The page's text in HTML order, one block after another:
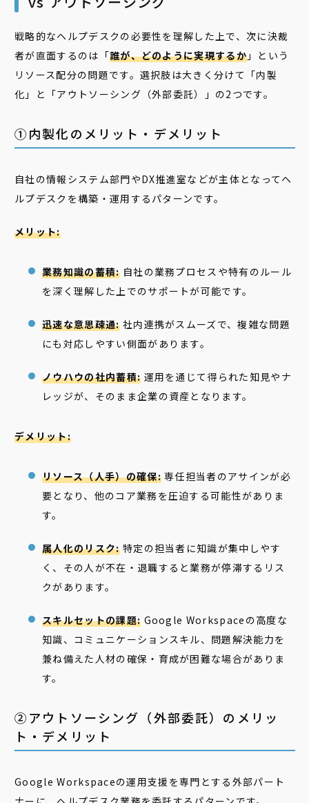
戦略的なヘルプデスクの必要性を理解した上で、次に決裁
者が直面するのは「誰が、どのように実現するか 」という
リソース配分の問題です。選択肢は大きく分けて「内製
化」と「アウトソーシング（外部委託）」の2つです。
①内製化のメリット・デメリット
自社の情報システム部門やDX推進室などが主体となってヘ
ルプデスクを構築・運用するパターンです。
メリット:
業務知識の蓄積:自社の業務プロセスや特有のルール
を深く理解した上でのサポートが可能です。
迅速な意思疎通:社内連携がスムーズで、複雑な問題
にも対応しやすい側面があります。
ノウハウの社内蓄積: 運用を通じて得られた知見やナ
レッジが、そのまま企業の資産となります。
デメリット:
リソース（人手）の確保:専任担当者のアサインが必
要となり、他のコア業務を圧迫する可能性がありま
す。
属人化のリスク:特定の担当者に知識が集中しやす
く、その人が不在・退職すると業務が停滞するリス
クがあります。
スキルセットの課題: Google Workspaceの高度な
知識、コミュニケーションスキル、問題解決能力を
兼ね備えた人材の確保・育成が困難な場合がありま
す。
②アウトソーシング（外部委託）のメリッ
ト・デメリット
Google Workspaceの運用支援を専門とする外部パート